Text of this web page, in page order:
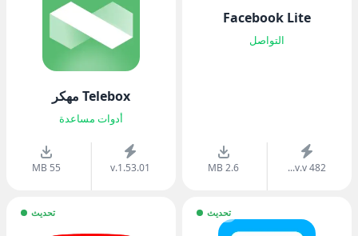
Facebook Lite
التواصل
v.v 482...
2.6 MB
Telebox مهكر
أدوات مساعدة
v.1.53.01
55 MB
تحديث تحديث